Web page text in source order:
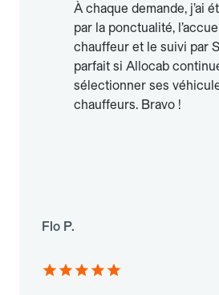
À chaque demande, j’ai
par la ponctualité,
chauffeur et le suivi par
parfait si Allocab
sélectionner ses
chauffeurs. Bravo !
Flo P.